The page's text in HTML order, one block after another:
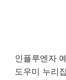
인플루엔자
도우미 누리